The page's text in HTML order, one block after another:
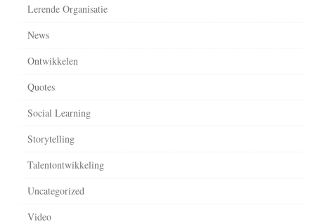
Lerende Organisatie
News
Ontwikkelen
Quotes
Social Learning
Storytelling
Talentontwikkeling
Uncategorized
Video